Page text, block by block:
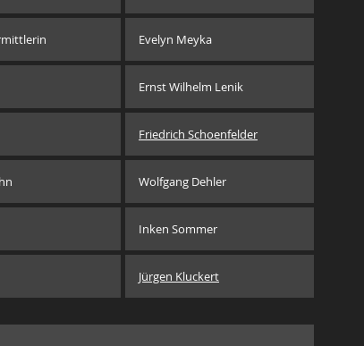
Evelyn Meyka
Ernst Wilhelm Lenik
Friedrich Schoenfelder
Wolfgang Dehler
Inken Sommer
Jürgen Kluckert